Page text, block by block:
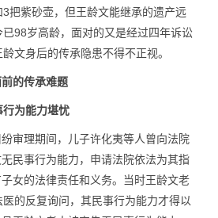
把紫砂壶，但王龄文能继承的遗产远
98岁高龄，面对的又是经过四年诉讼
文身后的传承隐患不得不正视。
前的传承难题
为能力堪忧
审理期间，儿子许化夷等人曾向法院
民事行为能力，申请法院依法为其指
女的法律责任和义务。当时王龄文老
的反复询问，其民事行为能力才得以